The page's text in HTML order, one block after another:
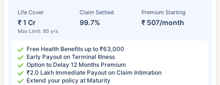
Life Cover
₹ 1 Cr
Max Limit: 85 yrs
Claim Settled
99.7%
Premium Starting
₹ 507/month
Free Health Benefits up to ₹63,000
Early Payout on Terminal Illness
Option to Delay 12 Months Premium
₹2.0 Lakh Immediate Payout on Claim Intimation
Extend your policy at Maturity